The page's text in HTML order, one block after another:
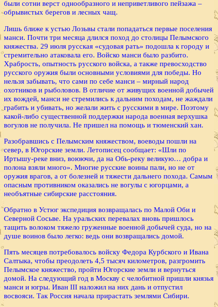
были сотни верст однообразного и неприветливого пейзажа –
обрывистых берегов и лесных чащ.
Лишь ближе к устью Лозьвы стали попадаться первые поселения
манси. Почти три месяца длился поход до столицы Пелымского
княжества. 29 июля русская «судовая рать» подошла к городу и
стремительно атаковала его. Войско манси было разбито.
Храбрость, опытность русского войска, а также превосходство
русского оружия были основными условиями для победы. Но
нельзя забывать, что сами по себе манси – мирный народ
охотников и рыболовов. В отличие от живущих военной добычей
их вождей, манси не стремились к дальним походам, не жаждали
грабить и убивать, но желали жить с русскими в мире. Поэтому
какой-либо существенной поддержки народа военная верхушка
вогулов не получила. Не пришел на помощь и тюменский хан.
Разобравшись с Пелымским княжеством, воеводы пошли на
север, в Югорские земли. Летописец сообщает: «Шли по
Иртышу-реке вниз, воюючи, да на Обь-реку великую… добра и
полона взяли много». Многие русские воины пали, но не от
оружия врагов, а от болезней и тяжести дальнего похода. Самым
опасным противником оказались не вогулы с югорцами, а
необъятные сибирские расстояния.
Обратно в Устюг экспедиция возвращалась по Малой Оби и
Северной Сосьве. На уральских перевалах вновь пришлось
тащить волоком тяжело груженные военной добычей суда, но на
душе воинов было легко: ведь они возвращались домой.
Пять месяцев потребовалось войску Федора Курбского и Ивана
Салтыка, чтобы преодолеть 4,5 тысяч километров, разгромить
Пелымское княжество, пройти Югорские земли и вернуться
домой. На следующий год в Москву с челобитной пришли князья
манси и югры. Иван III наложил на них дань и отпустил
восвояси. Так Россия начала прирастать землями Сибири.